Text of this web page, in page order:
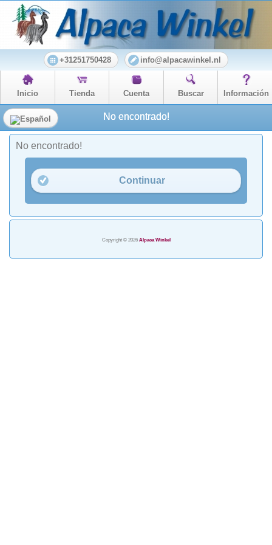
+31251750428 info@alpacawinkel.nl
Inicio Tienda Cuenta Buscar Información
No encontrado!
No encontrado!
Continuar
Copyright © 2026 Alpaca Winkel